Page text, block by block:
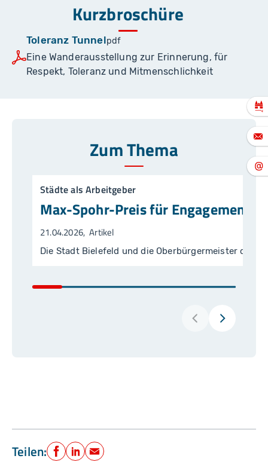
Kurzbroschüre
Toleranz Tunnelpdf
Eine Wanderausstellung zur Erinnerung, für
Respekt, Toleranz und Mitmenschlichkeit
Zum Thema
Städte als Arbeitgeber
Max-Spohr-Preis für Engagement
21.04.2026 Artikel
Die Stadt Bielefeld und die Oberbürgermeister der
Teilen: Facebook
LinkedIn
E-Mail